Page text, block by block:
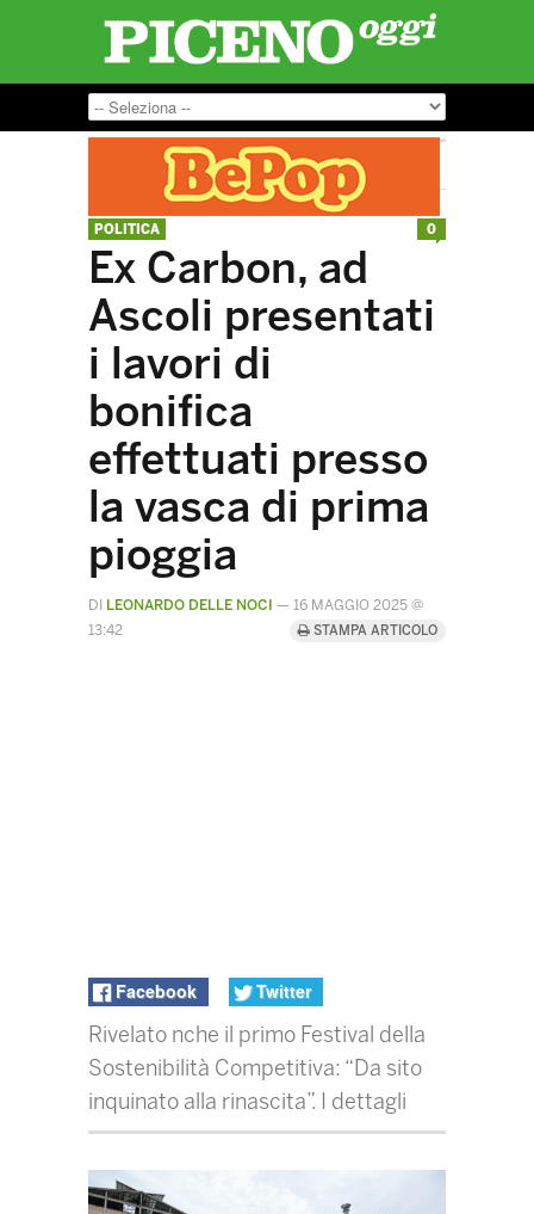
POLITICA
Ex Carbon, ad
Ascoli presentati
i lavori di
bonifica
effettuati presso
la vasca di prima
pioggia
DI LEONARDO DELLE NOCI — 16 MAGGIO 2025 @
13:42
STAMPA ARTICOLO
Facebook Twitter
Rivelato nche il primo Festival della
Sostenibilità Competitiva: “Da sito
inquinato alla rinascita”. I dettagli
0